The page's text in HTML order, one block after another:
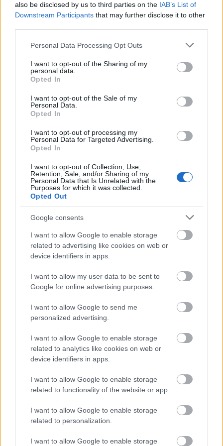
also be disclosed by us to third parties on the IAB’s List of
Downstream Participants that may further disclose it to other
Please note that this website/app uses one or more Google
not limited to your visit or usage behaviour. You may click to
grant or deny consent to Google and its third-party tags to
use your data for below specified purposes in below Google
consent section.
Personal Data Processing Opt Outs
I want to opt-out of the Sharing of my
personal data.
Opted In
I want to opt-out of the Sale of my
Personal Data.
Opted In
I want to opt-out of processing my
Personal Data for Targeted Advertising.
Opted In
I want to opt-out of Collection, Use,
Retention, Sale, and/or Sharing of my
Personal Data that Is Unrelated with the
Purposes for which it was collected.
Opted Out
Google consents
I want to allow Google to enable storage
related to advertising like cookies on web or
device identifiers in apps.
I want to allow my user data to be sent to
Google for online advertising purposes.
I want to allow Google to send me
personalized advertising.
I want to allow Google to enable storage
related to analytics like cookies on web or
device identifiers in apps.
I want to allow Google to enable storage
related to functionality of the website or app.
I want to allow Google to enable storage
related to personalization.
I want to allow Google to enable storage
nem hallhattak hazai színpadon...
Marton Éva:A fesztivál számára fontosak ezek az
irányvonalba, amelyet a "Bartók+..."-nak adtunk. A
cél, hogy olyan darabok is eljussanak hozzánk,
amelyeket soha nem játszottak Magyarországon.
Ilyen volt az idén Umberto Giordano Szibériája és
Franco Alfano Feltámadása. De sem Giordano
Fedoráját, sem Leoncavallo Bohémek című operáját
nem játszották több mint száz éve Magyarországon!
Márpedig egészen más hangulatú ezeket a műveket
élőben látni a színpadon, mintha lemezen
hallgatnánk. A különlegességeknek ezt a luxusát
magának, hiszen egy színház aligha fogja ezeket
felvenni a repertoárjába. A ritkaságok bemutatása
mellett másik törekvésünk, hogy teret adjunk a
Bartók-opera, A kékszakállú herceg vára újszerű
feldolgozásainak. A régimódi, tradicionális
megpróbáljuk egy-egy új utakon járó, formabontó
produkcióval meglepni a közönséget.
- A Bartók-örökösök Ön szerint elfogadják a fesztiválnak
ezt a misszióját?
A Kékszakállúról beszélve a legutóbb
is úgy nyilatkoztak, hogy ha ízlésesen van színre
állítva a darab, semmi problémájuk vele.
Véleményem szerint senkinek nincs joga megállítani
azt a folyamatot, amely közben egy mű érik, változik
a színre állítások során - erre csak a zeneszerzőnek
utódok viszont nem állhatnak az újraalkotás
folyamatának útjába. Nem vagyok, és soha nem is
rendezéseket, mert jól tudom, micsoda
perspektívákat tud adni, ha egy operát másik térbe